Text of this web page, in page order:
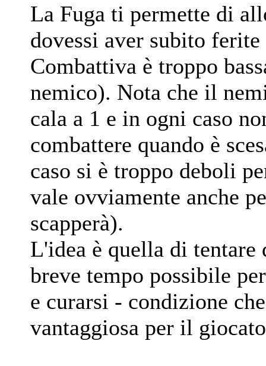
La Fuga ti permette di
dovessi aver subito
Combattiva è troppo
nemico). Nota che il
cala a 1 e in ogni caso
combattere quando è
caso si è troppo deboli
vale ovviamente anche
scapperà).
L'idea è quella di
breve tempo possibile
e curarsi - condizione
vantaggiosa per il